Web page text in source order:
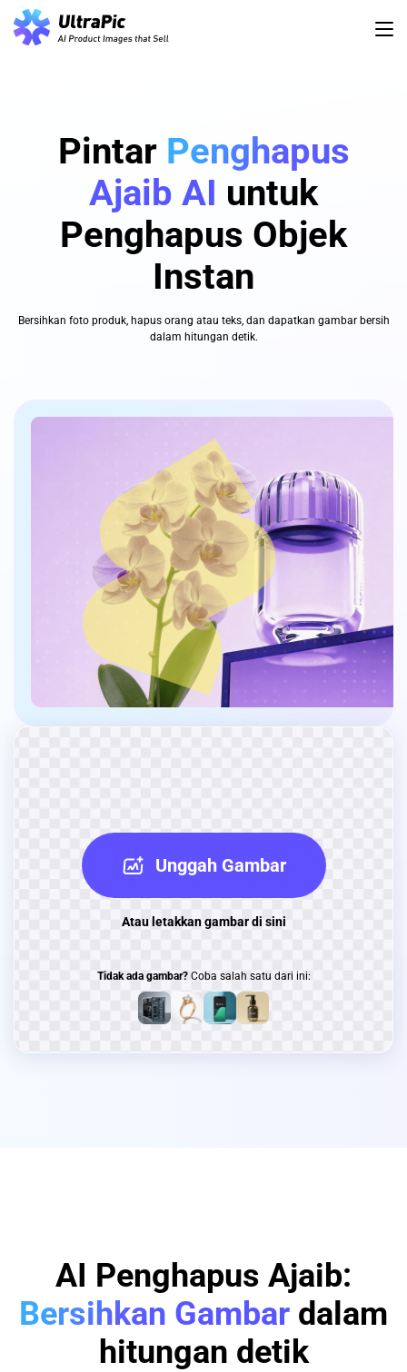
Pintar Penghapus
Ajaib AI untuk
Penghapus Objek
Instan
Bersihkan foto produk, hapus orang atau teks, dan dapatkan gambar bersih
dalam hitungan detik.
Unggah Gambar
Atau letakkan gambar di sini
Tidak ada gambar?Coba salah satu dari ini:
AI Penghapus Ajaib:
Bersihkan Gambar dalam
hitungan detik